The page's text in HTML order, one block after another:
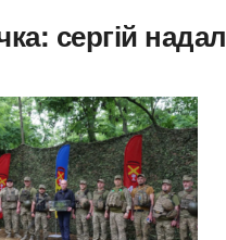
сергій надал